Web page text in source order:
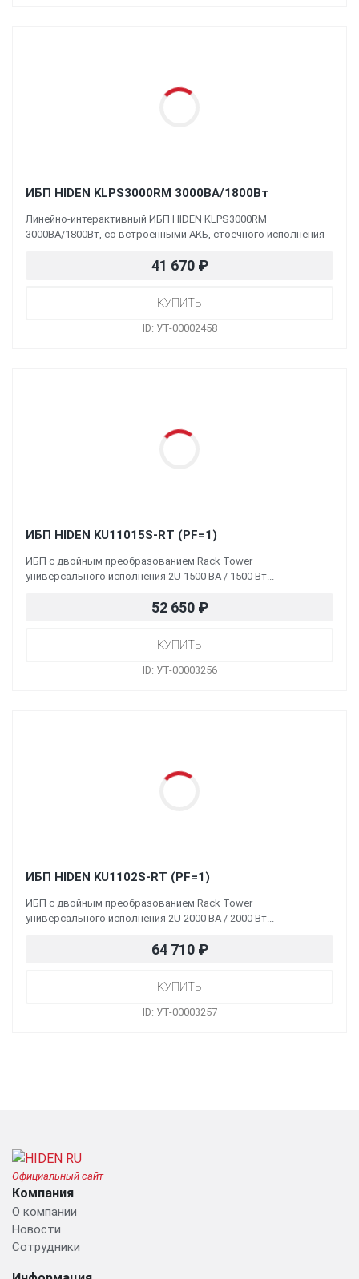
ИБП HIDEN KLPS3000RM 3000ВА/1800Вт
Линейно-интерактивный ИБП HIDEN KLPS3000RM
3000ВА/1800Вт, со встроенными АКБ, стоечного исполнения
41 670 ₽
ID: УТ-00002458
ИБП HIDEN KU11015S-RT (PF=1)
ИБП с двойным преобразованием Rack Tower
универсального исполнения 2U 1500 ВА / 1500 Вт...
52 650 ₽
ID: УТ-00003256
ИБП HIDEN KU1102S-RT (PF=1)
ИБП с двойным преобразованием Rack Tower
универсального исполнения 2U 2000 ВА / 2000 Вт...
64 710 ₽
ID: УТ-00003257
Официальный сайт
Компания
О компании
Новости
Сотрудники